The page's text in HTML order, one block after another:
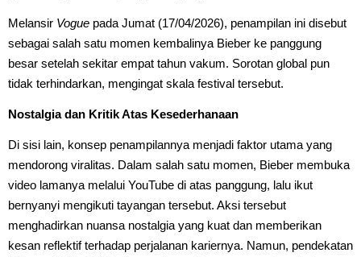
Melansir Vogue pada Jumat (17/04/2026), penampilan ini disebut
sebagai salah satu momen kembalinya Bieber ke panggung
besar setelah sekitar empat tahun vakum. Sorotan global pun
tidak terhindarkan, mengingat skala festival tersebut.
Nostalgia dan Kritik Atas Kesederhanaan
Di sisi lain, konsep penampilannya menjadi faktor utama yang
mendorong viralitas. Dalam salah satu momen, Bieber membuka
video lamanya melalui YouTube di atas panggung, lalu ikut
bernyanyi mengikuti tayangan tersebut. Aksi tersebut
menghadirkan nuansa nostalgia yang kuat dan memberikan
kesan reflektif terhadap perjalanan kariernya. Namun, pendekatan